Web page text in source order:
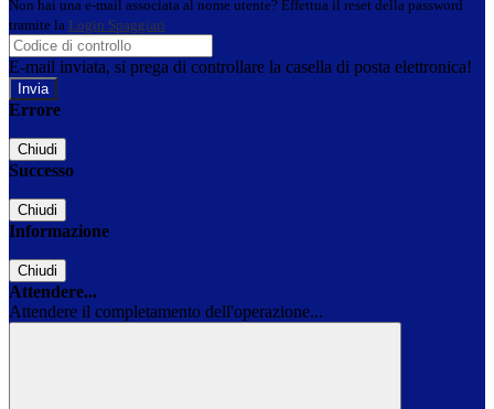
Non hai una e-mail associata al nome utente? Effettua il reset della password
tramite la Login Spaggiari
E-mail inviata, si prega di controllare la casella di posta elettronica!
Errore
Chiudi
Successo
Chiudi
Informazione
Chiudi
Attendere...
Attendere il completamento dell'operazione...